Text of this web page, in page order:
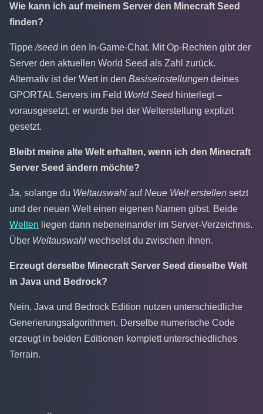
Wie kann ich auf meinem Server den Minecraft Seed
finden?
Tippe/seedin den In-Game-Chat. Mit Op-Rechten gibt der
Server den aktuellen World Seed als Zahl zurück.
Alternativ ist der Wert in den Basiseinstellungen deines
GPORTAL Servers im Feld World Seedhinterlegt –
vorausgesetzt, er wurde bei der Welterstellung explizit
gesetzt.
Bleibt meine alte Welt erhalten, wenn ich den Minecraft
Server Seed ändern möchte?
Ja, solange du Weltauswahl aufNeue Welt erstellen setzt
und der neuen Welt einen eigenen Namen gibst. Beide
Welten liegen dann nebeneinander im Server-Verzeichnis.
Über Weltauswahl wechselst du zwischen ihnen.
Erzeugt derselbe Minecraft Server Seed dieselbe Welt
in Java und Bedrock?
Nein, Java und Bedrock Edition nutzen unterschiedliche
Generierungsalgorithmen. Derselbe numerische Code
erzeugt in beiden Editionen komplett unterschiedliches
Terrain.